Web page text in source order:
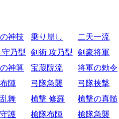
神技 乗り崩し 二天一流
守乃型 剣術 攻乃型 剣豪将軍
神算 宝蔵院流 将軍の勅令
陣 弓隊急襲 弓隊挟撃
舞 槍撃 修羅 槍撃の真髄
護 槍隊布陣 槍隊急襲